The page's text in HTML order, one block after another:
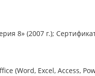
8» (2007 г.);
(Word, Excel, Access,